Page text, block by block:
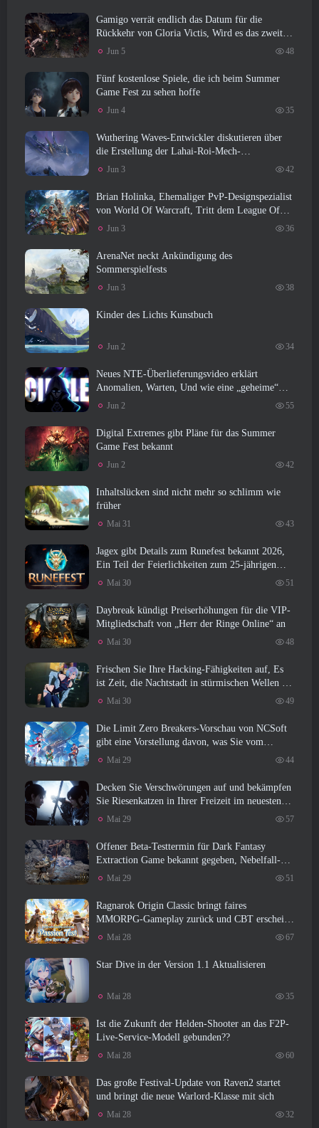
Gamigo verrät endlich das Datum für die
Rückkehr von Gloria Victis, Wird es das zweite
Mal überleben??
Jun 5 48
Fünf kostenlose Spiele, die ich beim Summer
Game Fest zu sehen hoffe
Jun 4 35
Wuthering Waves-Entwickler diskutieren über
die Erstellung der Lahai-Roi-Mech-
Kampfsequenz
Jun 3 42
Brian Holinka, Ehemaliger PvP-Designspezialist
von World Of Warcraft, Tritt dem League Of
Legends MMO-Team bei
Jun 3 36
ArenaNet neckt Ankündigung des
Sommerspielfests
Jun 3 38
Kinder des Lichts Kunstbuch
Jun 2 34
Neues NTE-Überlieferungsvideo erklärt
Anomalien, Warten, Und wie eine „geheime“
Organisation alles verfolgt
Jun 2 55
Digital Extremes gibt Pläne für das Summer
Game Fest bekannt
Jun 2 42
Inhaltslücken sind nicht mehr so ​​schlimm wie
früher
Mai 31 43
Jagex gibt Details zum Runefest bekannt 2026,
Ein Teil der Feierlichkeiten zum 25-jährigen
Jubiläum von RuneScape IP
Mai 30 51
Daybreak kündigt Preiserhöhungen für die VIP-
Mitgliedschaft von „Herr der Ringe Online“ an
Mai 30 48
Frischen Sie Ihre Hacking-Fähigkeiten auf, Es
ist Zeit, die Nachtstadt in stürmischen Wellen zu
erkunden
Mai 30 49
Die Limit Zero Breakers-Vorschau von NCSoft
gibt eine Vorstellung davon, was Sie vom
bevorstehenden Prologue-Test erwarten können
Mai 29 44
Decken Sie Verschwörungen auf und bekämpfen
Sie Riesenkatzen in Ihrer Freizeit im neuesten
Update von Where Winds Meet
Mai 29 57
Offener Beta-Testtermin für Dark Fantasy
Extraction Game bekannt gegeben, Nebelfall-
JägerMai 29 51
Ragnarok Origin Classic bringt faires
MMORPG-Gameplay zurück und CBT erscheint
im Juni 4
Mai 28 67
Star Dive in der Version 1.1 Aktualisieren
Mai 28 35
Ist die Zukunft der Helden-Shooter an das F2P-
Live-Service-Modell gebunden??
Mai 28 60
Das große Festival-Update von Raven2 startet
und bringt die neue Warlord-Klasse mit sich
Mai 28 32